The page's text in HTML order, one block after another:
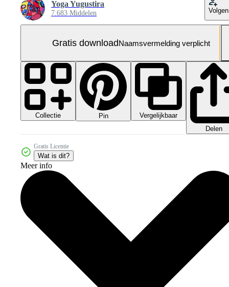
Yoga Yugustira
7.683 Middelen Volgen
Gratis downloadNaamsvermelding verplicht
Collectie Pin
Vergelijkbaar
Delen
Gratis Licentie
Wat is dit?
Meer info